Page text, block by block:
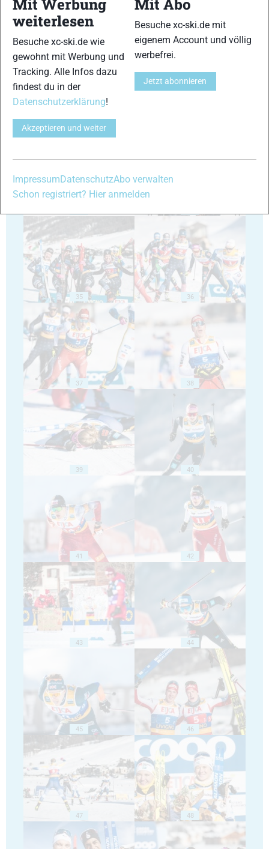
29 30
31
35 36
37 38
39 40
41 42
43 44
45 46
47 48
Mit Werbung
weiterlesen
Besuche xc-ski.de wie
gewohnt mit Werbung und
Tracking. Alle Infos dazu
findest du in der
Datenschutzerklärung!
Akzeptieren und weiter
Mit Abo
Besuche xc-ski.de mit
eigenem Account und völlig
werbefrei.
Jetzt abonnieren
ImpressumDatenschutzAbo verwalten
Schon registriert? Hier anmelden